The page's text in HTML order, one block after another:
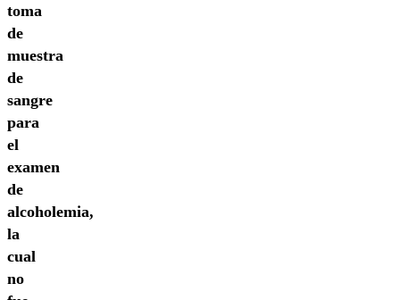
toma
de
muestra
de
sangre
para
el
examen
de
alcoholemia,
la
cual
no